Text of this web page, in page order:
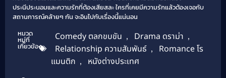
ประนีประนอมและความรักที่ต้องเสียสละ ใครที่เคยมีความรักแล้วต้องเจอกับ
สถานการณ์คล้ายๆ กัน จะอินไปกับเรื่องนี้แน่นอน
หมวด
หมู่ที่
เกี่ยวข้อง
Comedy ตลกขบขัน , Drama ดราม่า ,
Relationship ความสัมพันธ์ ,
Romance โร
แมนติก , หนังต่างประเทศ